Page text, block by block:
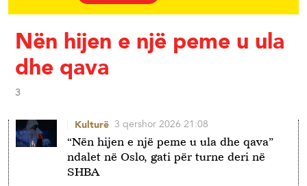
Nën hijen e një peme u ula
dhe qava
3
“Nën hijen e një peme u ula dhe qava”
ndalet në Oslo, gati për turne deri në
SHBA
Kulturë 3 qershor 2026 21:08